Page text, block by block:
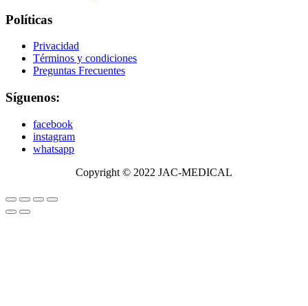
Políticas
Privacidad
Términos y condiciones
Preguntas Frecuentes
Síguenos:
facebook
instagram
whatsapp
Copyright © 2022 JAC-MEDICAL